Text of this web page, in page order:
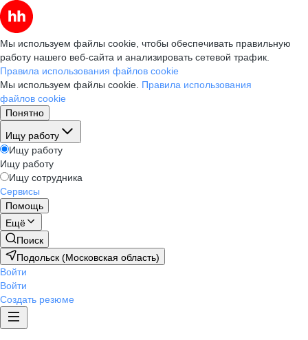
Мы используем файлы cookie, чтобы обеспечивать правильную
работу нашего веб-сайта и анализировать сетевой трафик.
Правила использования файлов cookie
Мы используем файлы cookie. Правила использования
файлов cookie
Понятно
Ищу работу
Ищу работу
Ищу работу
Ищу сотрудника
Сервисы
Помощь
Ещё
Поиск
Подольск (Московская область)
Войти
Войти
Создать резюме